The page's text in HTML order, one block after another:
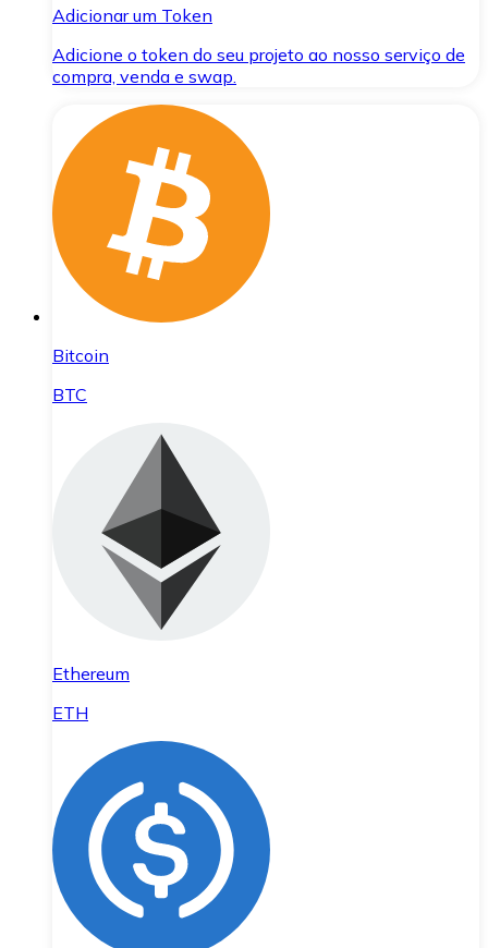
Adicionar um Token
Adicione o token do seu projeto ao nosso serviço de
compra, venda e swap.
Bitcoin
BTC
Ethereum
ETH